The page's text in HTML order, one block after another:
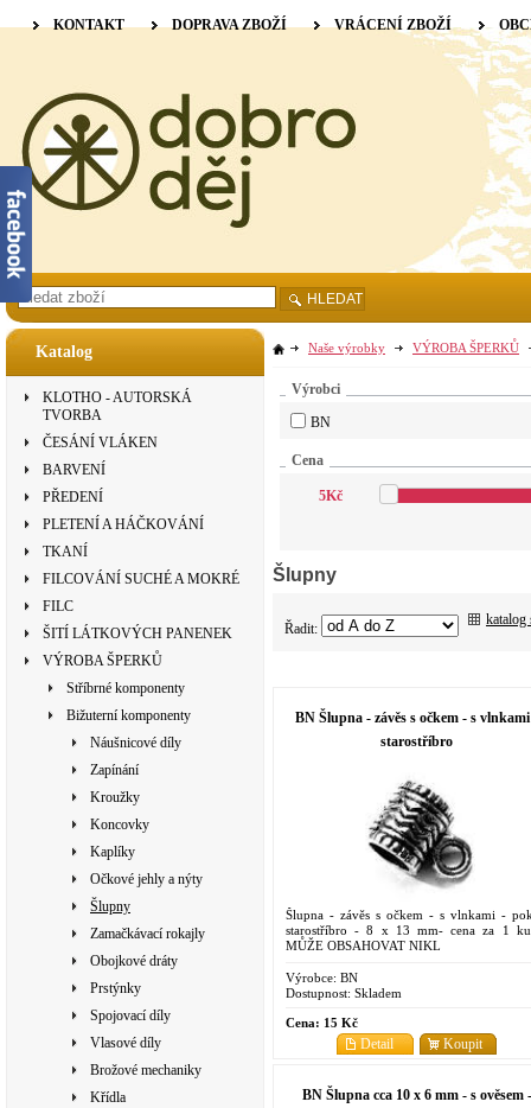
Katalog
KLOTHO - AUTORSKÁ
TVORBA
ČESÁNÍ VLÁKEN
BARVENÍ
PŘEDENÍ
PLETENÍ A HÁČKOVÁNÍ
TKANÍ
FILCOVÁNÍ SUCHÉ A MOKRÉ
FILC
ŠITÍ LÁTKOVÝCH PANENEK
VÝROBA ŠPERKŮ
Stříbrné komponenty
Bižuterní komponenty
Náušnicové díly
Zapínání
Kroužky
Koncovky
Kaplíky
Očkové jehly a nýty
Šlupny
Zamačkávací rokajly
Obojkové dráty
Prstýnky
Spojovací díly
Vlasové díly
Brožové mechaniky
Křídla
Naše výrobky VÝROBA ŠPERKŮ
Výrobci
BN
Cena
5Kč
Šlupny
Řadit:
katalog
BN Šlupna - závěs s očkem - s
starostříbro
Šlupna - závěs s očkem - s vlnkami -
starostříbro - 8 x 13 mm- cena za 1
MŮŽE OBSAHOVAT NIKL
Výrobce: BN
Dostupnost: Skladem
Cena: 15 Kč
Koupit
Detail
BN Šlupna cca 10 x 6 mm - s ověsem -
KONTAKT DOPRAVA ZBOŽÍ VRÁCENÍ ZBOŽÍ
HLEDAT